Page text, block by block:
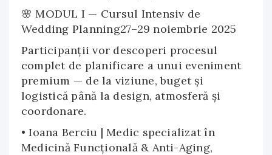
🌸 MODUL I — Cursul Intensiv de
Wedding Planning27–29 noiembrie 2025
Participanții vor descoperi procesul
complet de planificare a unui eveniment
premium — de la viziune, buget și
logistică până la design, atmosferă și
coordonare.
• Ioana Berciu | Medic specializat în
Medicină Funcțională & Anti-Aging,